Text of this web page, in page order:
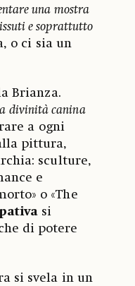
una mostra
e soprattutto
o ci sia un
Brianza.
divinità canina
a ogni
pittura,
sculture,
e
o «The
si
di potere
si svela in un